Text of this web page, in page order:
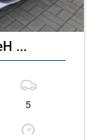
...
5